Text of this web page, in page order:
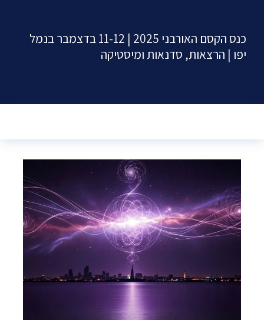
כנס הקסם האורבני 2025 | 11-12 בדצמבר בנמל
יפו | הרצאות, סדנאות ומיסטיקה